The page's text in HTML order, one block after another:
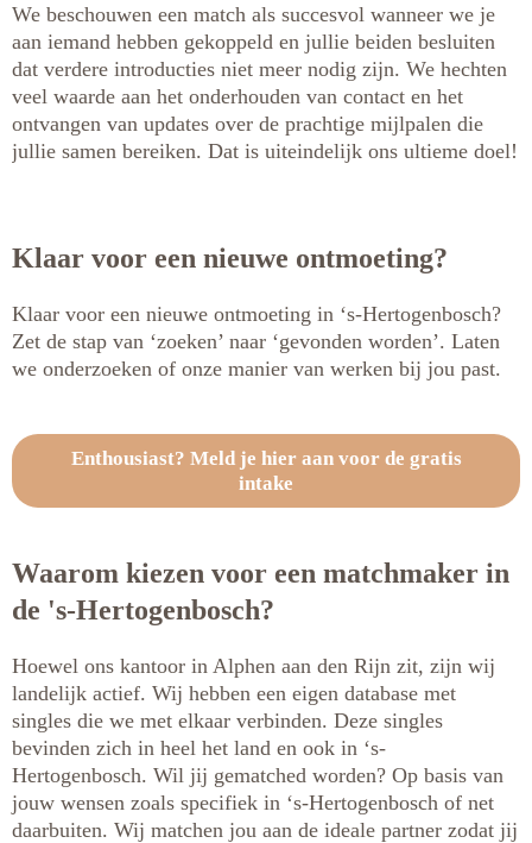
We beschouwen een match als succesvol wanneer we je
aan iemand hebben gekoppeld en jullie beiden besluiten
dat verdere introducties niet meer nodig zijn. We hechten
veel waarde aan het onderhouden van contact en het
ontvangen van updates over de prachtige mijlpalen die
jullie samen bereiken. Dat is uiteindelijk ons ultieme doel!
Klaar voor een nieuwe ontmoeting?
Klaar voor een nieuwe ontmoeting in ‘s-Hertogenbosch?
Zet de stap van ‘zoeken’ naar ‘gevonden worden’. Laten
we onderzoeken of onze manier van werken bij jou past.
Enthousiast? Meld je hier aan voor de gratis
intake
Waarom kiezen voor een matchmaker in
de 's-Hertogenbosch?
Hoewel ons kantoor in Alphen aan den Rijn zit, zijn wij
landelijk actief. Wij hebben een eigen database met
singles die we met elkaar verbinden. Deze singles
bevinden zich in heel het land en ook in ‘s-
Hertogenbosch. Wil jij gematched worden? Op basis van
jouw wensen zoals specifiek in ‘s-Hertogenbosch of net
daarbuiten. Wij matchen jou aan de ideale partner zodat jij